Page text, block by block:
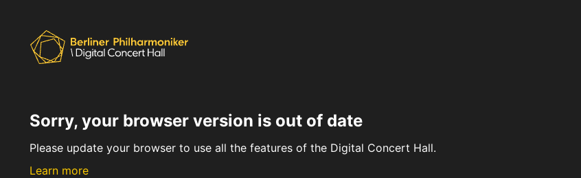
Sorry, your browser version is out of date
Please update your browser to use all the features of the Digital Concert Hall.
Learn more